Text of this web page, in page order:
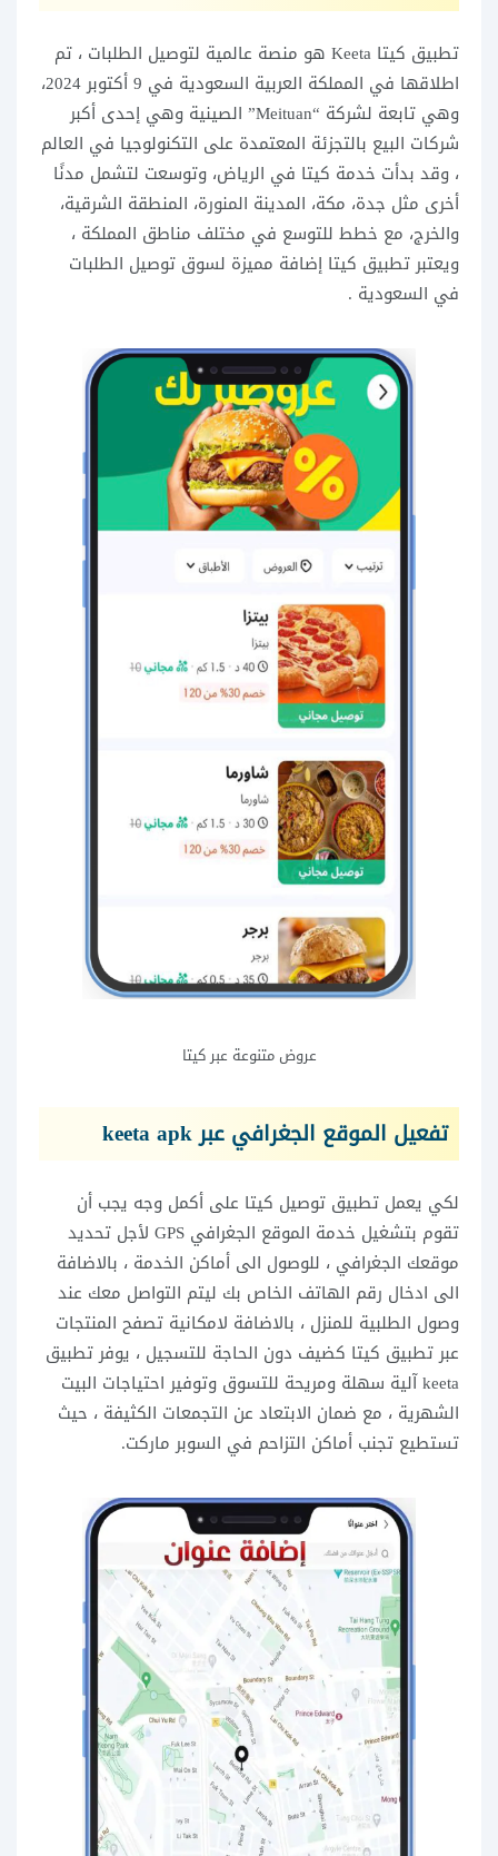
تطبيق كيتا Keeta هو منصة عالمية لتوصيل الطلبات ، تم
اطلاقها في المملكة العربية السعودية في 9 أكتوبر 2024،
وهي تابعة لشركة “Meituan” الصينية وهي إحدى أكبر
شركات البيع بالتجزئة المعتمدة على التكنولوجيا في العالم
، وقد بدأت خدمة كيتا في الرياض، وتوسعت لتشمل مدنًا
أخرى مثل جدة، مكة، المدينة المنورة، المنطقة الشرقية،
والخرج، مع خطط للتوسع في مختلف مناطق المملكة ،
ويعتبر تطبيق كيتا إضافة مميزة لسوق توصيل الطلبات
في السعودية .
عروض متنوعة عبر كيتا
تفعيل الموقع الجغرافي عبر keeta apk
لكي يعمل تطبيق توصيل كيتا على أكمل وجه يجب أن
تقوم بتشغيل خدمة الموقع الجغرافي GPS لأجل تحديد
موقعك الجغرافي ، للوصول الى أماكن الخدمة ، بالاضافة
الى ادخال رقم الهاتف الخاص بك ليتم التواصل معك عند
وصول الطلبية للمنزل ، بالاضافة لامكانية تصفح المنتجات
عبر تطبيق كيتا كضيف دون الحاجة للتسجيل ، يوفر تطبيق
keeta آلية سهلة ومريحة للتسوق وتوفير احتياجات البيت
الشهرية ، مع ضمان الابتعاد عن التجمعات الكثيفة ، حيث
تستطيع تجنب أماكن التزاحم في السوبر ماركت.